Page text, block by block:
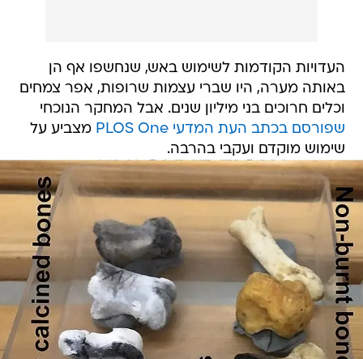
העדויות הקודמות לשימוש באש, שנחשפו אף הן
באותה מערה, היו שברי עצמות שרופות, אפר צמחים
וכלים חרוכים בני מיליון שנים. אבל המחקר הנוכחי
שפורסם בכתב העת המדעי PLOS One
מצביע על
שימוש מוקדם ועקבי בהרבה.